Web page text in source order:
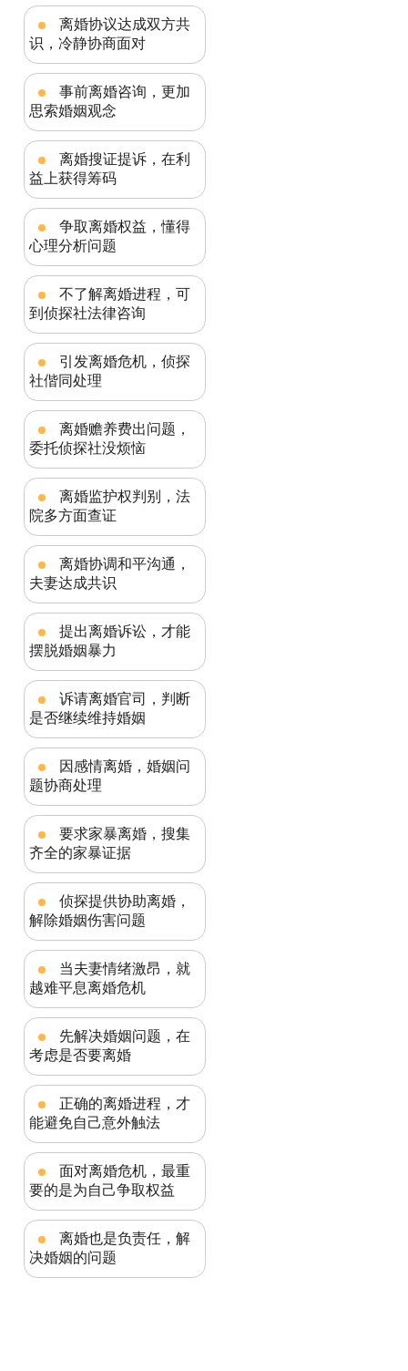
离婚协议达成双方共
识，冷静协商面对
事前离婚咨询，更加
思索婚姻观念
离婚搜证提诉，在利
益上获得筹码
争取离婚权益，懂得
心理分析问题
不了解离婚进程，可
到侦探社法律咨询
引发离婚危机，侦探
社偕同处理
离婚赡养费出问题，
委托侦探社没烦恼
离婚监护权判别，法
院多方面查证
离婚协调和平沟通，
夫妻达成共识
提出离婚诉讼，才能
摆脱婚姻暴力
诉请离婚官司，判断
是否继续维持婚姻
因感情离婚，婚姻问
题协商处理
要求家暴离婚，搜集
齐全的家暴证据
侦探提供协助离婚，
解除婚姻伤害问题
当夫妻情绪激昂，就
越难平息离婚危机
先解决婚姻问题，在
考虑是否要离婚
正确的离婚进程，才
能避免自己意外触法
面对离婚危机，最重
要的是为自己争取权益
离婚也是负责任，解
决婚姻的问题